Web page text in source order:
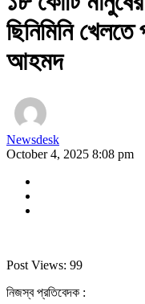
ছিনিমিনি খেলতে
আহমদ
Newsdesk
October 4, 2025 8:08 pm
Post Views: 99
নিজস্ব প্রতিবেদক :